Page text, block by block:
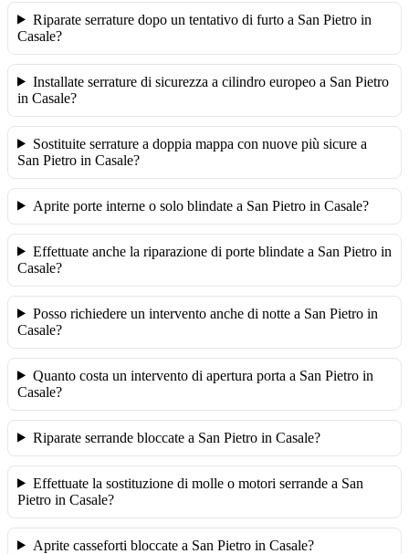
Riparate serrature dopo un tentativo di furto a San Pietro in
Casale?
Installate serrature di sicurezza a cilindro europeo a San Pietro
in Casale?
Sostituite serrature a doppia mappa con nuove più sicure a
San Pietro in Casale?
Aprite porte interne o solo blindate a San Pietro in Casale?
Effettuate anche la riparazione di porte blindate a San Pietro in
Casale?
Posso richiedere un intervento anche di notte a San Pietro in
Casale?
Quanto costa un intervento di apertura porta a San Pietro in
Casale?
Riparate serrande bloccate a San Pietro in Casale?
Effettuate la sostituzione di molle o motori serrande a San
Pietro in Casale?
Aprite casseforti bloccate a San Pietro in Casale?